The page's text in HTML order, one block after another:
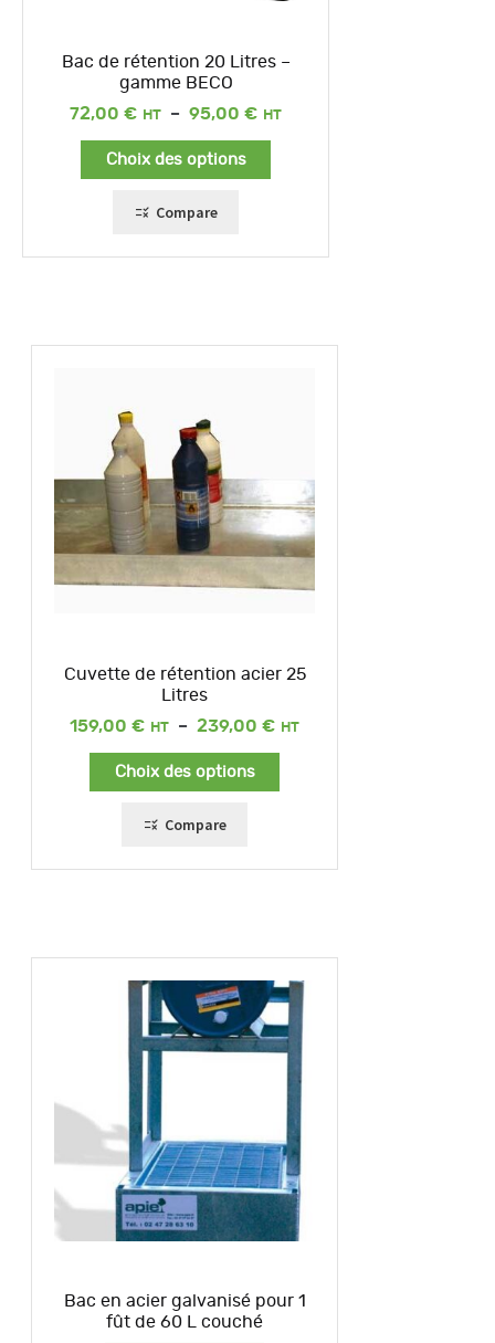
Bac de rétention 20 Litres –
gamme BECO
72,00 € – 95,00 €
Plage
Choix des options
Compare
Cuvette de rétention acier 25
Litres
159,00 € – 239,00 €
Plage
Choix des options
Compare
Bac en acier galvanisé pour 1
fût de 60 L couché